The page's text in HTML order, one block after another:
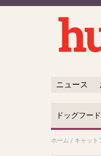
ニュース
ドッグフー
ホーム / キャット